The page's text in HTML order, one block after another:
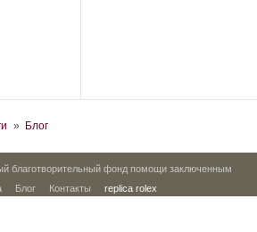
» Блог
благотворительный фонд помощи заключенным
Блог Контакты replica rolex